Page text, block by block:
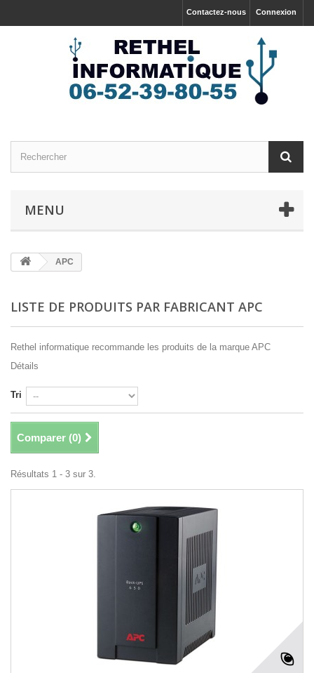
Connexion
Contactez-nous
MENU
APC
LISTE DE PRODUITS PAR FABRICANT APC
Rethel informatique recommande les produits de la marque APC
Détails
Tri
Comparer (0)
Résultats 1 - 3 sur 3.